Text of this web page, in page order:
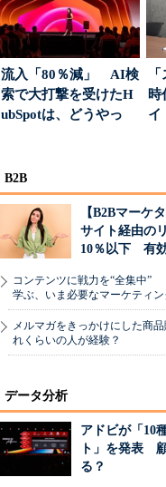
流入「80％減」 AI検
索で大打撃を受けたH
ubSpotは、どうやっ
イ
B2B
【B2Bマーケ
サイト経由の
10％以下 有
コンテンツに戦力を“全集中”
学ぶ、いま必要なマーケティン
メルマガをきっかけにした商
れくらいの人が経験？
データ分析
アドビが「10
ト」を発表
る？